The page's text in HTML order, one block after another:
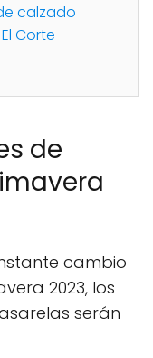
calzado
Corte
de
cambio
2023, los
serán